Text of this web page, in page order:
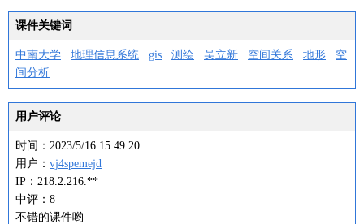
课件关键词
中南大学 地理信息系统 gis 测绘 吴立新 空间关系 地形
空
间分析
用户评论
时间：2023/5/16 15:49:20
用户： vj4spemejd
IP：218.2.216.**
中评：8
不错的课件哟